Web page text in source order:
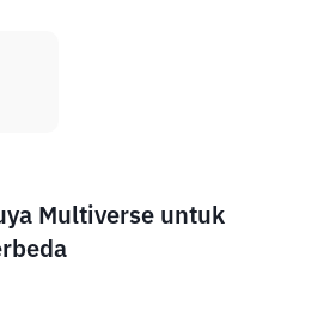
Multiverse untuk